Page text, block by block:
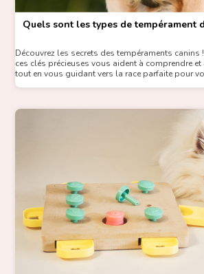
Quels sont les types de tempérament
Découvrez les secrets des tempéraments canins
ces clés précieuses vous aident à comprendre et
tout en vous guidant vers la race parfaite pour